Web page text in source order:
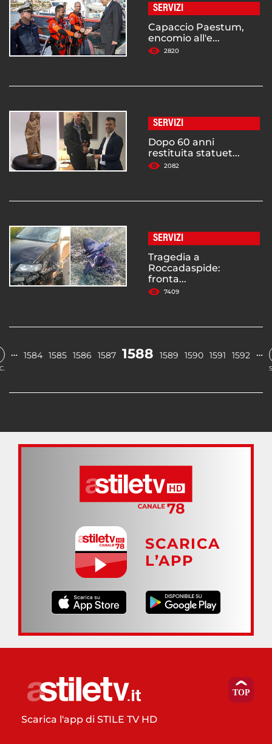
SERVIZI
Capaccio Paestum,
encomio all'e...
2820
SERVIZI
Dopo 60 anni
restituita statuet...
2082
SERVIZI
Tragedia a
Roccadaspide:
fronta...
7409
… 1584 1585 1586 1587 1588 1589 1590 1591 1592 …
SCARICA
L’APP
Scarica l'app di STILE TV HD